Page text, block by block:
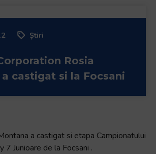
Știri
Rosia
castigat si la Focsani
a castigat si etapa Campionatului
7 Junioare de la Focsani .